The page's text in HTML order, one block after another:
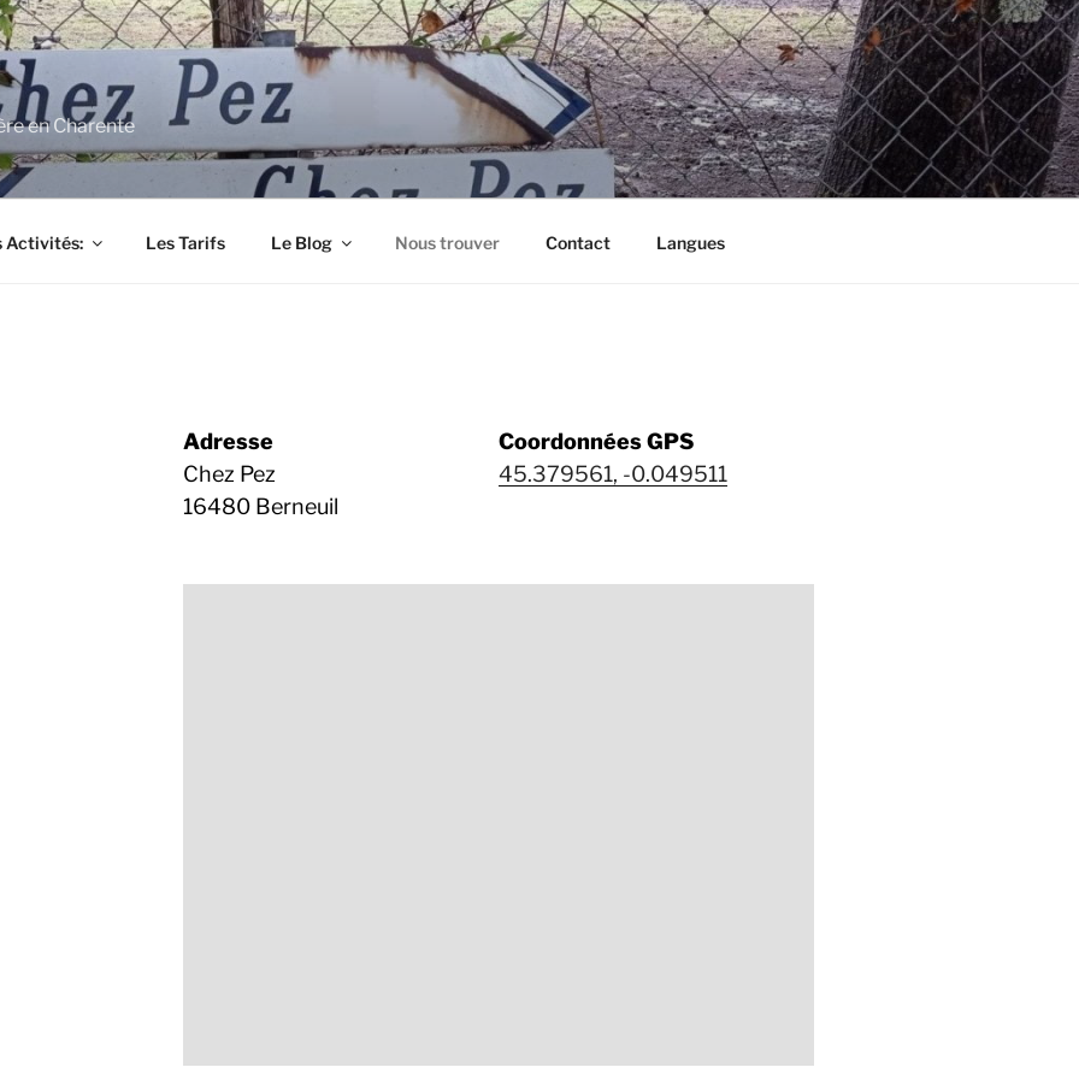
en Charente
Activités: Les Tarifs Le Blog Nous trouver Contact Langues
Adresse
Chez Pez
16480 Berneuil
Coordonnées GPS
45.379561, -0.049511